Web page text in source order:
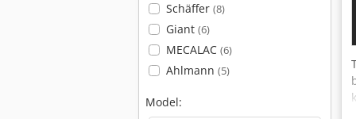
Schäffer (8)
Giant (6)
MECALAC (6)
Ahlmann (5)
Model: